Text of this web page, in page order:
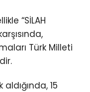
“SİLAH
Türk Milleti
15